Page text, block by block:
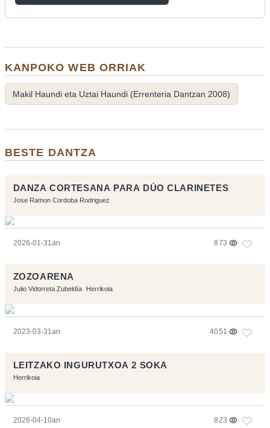
KANPOKO WEB ORRIAK
Makil Haundi eta Uztai Haundi (Errenteria Dantzan 2008)
BESTE DANTZA
DANZA CORTESANA PARA DÚO CLARINETES
Jose Ramon Cordoba Rodriguez
2026-01-31an 873
ZOZOARENA
Julio Vidorreta Zubeldía Herrikoia
2023-03-31an 4051
LEITZAKO INGURUTXOA 2 SOKA
Herrikoia
2026-04-10an 823